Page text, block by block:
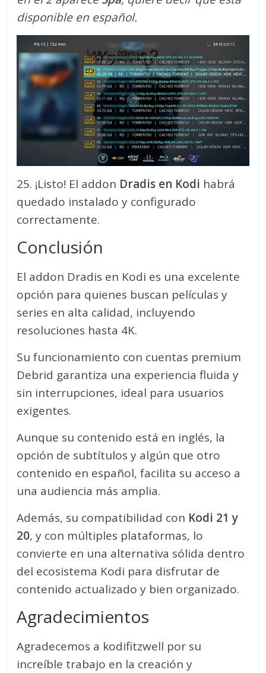
disponible en español.
25. ¡Listo! El addon Dradis en Kodi habrá
quedado instalado y configurado
correctamente.
Conclusión
El addon Dradis en Kodi es una excelente
opción para quienes buscan películas y
series en alta calidad, incluyendo
resoluciones hasta 4K.
Su funcionamiento con cuentas premium
Debrid garantiza una experiencia fluida y
sin interrupciones, ideal para usuarios
exigentes.
Aunque su contenido está en inglés, la
opción de subtítulos y algún que otro
contenido en español, facilita su acceso a
una audiencia más amplia.
Además, su compatibilidad con Kodi 21 y
20, y con múltiples plataformas, lo
convierte en una alternativa sólida dentro
del ecosistema Kodi para disfrutar de
contenido actualizado y bien organizado.
Agradecimientos
Agradecemos a kodifitzwell por su
increíble trabajo en la creación y